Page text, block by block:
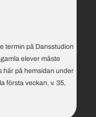
termin på Dansstudion
elever måste
här på hemsidan under
första veckan, v. 35,